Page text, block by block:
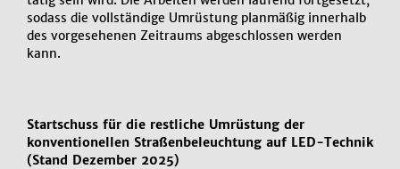
sodass die vollständige Umrüstung planmäßig innerhalb
des vorgesehenen Zeitraums abgeschlossen werden
kann.
Startschuss für die restliche Umrüstung der
konventionellen Straßenbeleuchtung auf LED-Technik
(Stand Dezember 2025)